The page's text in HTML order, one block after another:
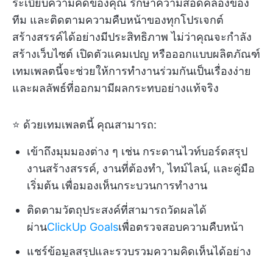
ระเบียบความคิดของคุณ รักษาความสอดคล้องของ
ทีม และติดตามความคืบหน้าของทุกโปรเจกต์
สร้างสรรค์ได้อย่างมีประสิทธิภาพ ไม่ว่าคุณจะกำลัง
สร้างเว็บไซต์ เปิดตัวแคมเปญ หรือออกแบบผลิตภัณฑ์
เทมเพลตนี้จะช่วยให้การทำงานร่วมกันเป็นเรื่องง่าย
และผลลัพธ์ที่ออกมามีผลกระทบอย่างแท้จริง
⭐ ด้วยเทมเพลตนี้ คุณสามารถ:
เข้าถึงมุมมองต่าง ๆ เช่น กระดานไวท์บอร์ดสรุป
งานสร้างสรรค์, งานที่ต้องทำ, ไทม์ไลน์, และคู่มือ
เริ่มต้น เพื่อมองเห็นกระบวนการทำงาน
ติดตามวัตถุประสงค์ที่สามารถวัดผลได้
ผ่านClickUp Goalsเพื่อตรวจสอบความคืบหน้า
แชร์ข้อมูลสรุปและรวบรวมความคิดเห็นได้อย่าง